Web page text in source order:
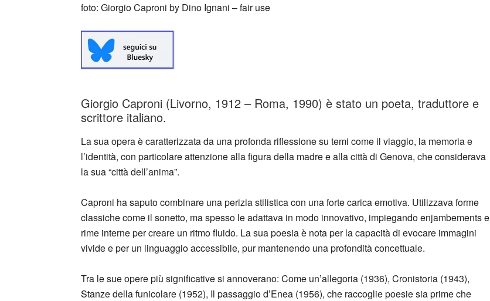
foto: Giorgio Caproni by Dino Ignani – fair use
Giorgio Caproni (Livorno, 1912 – Roma, 1990) è stato un poeta, traduttore e
scrittore italiano.
La sua opera è caratterizzata da una profonda riflessione su temi come il viaggio, la memoria e
l’identità, con particolare attenzione alla figura della madre e alla città di Genova, che considerava
la sua “città dell’anima”.
Caproni ha saputo combinare una perizia stilistica con una forte carica emotiva. Utilizzava forme
classiche come il sonetto, ma spesso le adattava in modo innovativo, impiegando enjambements e
rime interne per creare un ritmo fluido. La sua poesia è nota per la capacità di evocare immagini
vivide e per un linguaggio accessibile, pur mantenendo una profondità concettuale.
Tra le sue opere più significative si annoverano: Come un’allegoria (1936), Cronistoria (1943),
Stanze della funicolare (1952), Il passaggio d’Enea (1956), che raccoglie poesie sia prime che